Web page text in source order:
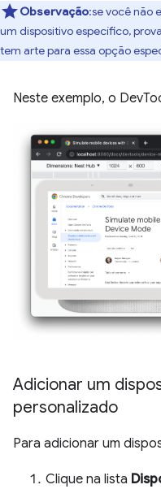
Observação:se você não
um dispositivo específico,
tem arte para essa opção
Neste exemplo, o
Adicionar um
personalizado
Para adicionar um
Clique na lista